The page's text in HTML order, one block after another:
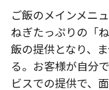
ご飯のメインメニ
ねぎたっぷりの「
飯の提供となり、
る。お客様が自分
ビスでの提供で、